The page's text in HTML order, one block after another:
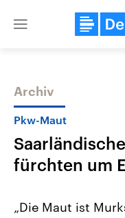
Close
Themen
Archiv
Pkw-Maut
fürchten um
„Die Maut ist